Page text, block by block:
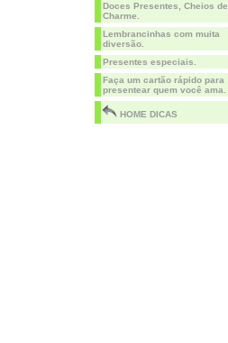
Doces Presentes, Cheios de
Charme.
Lembrancinhas com muita
diversão.
Presentes especiais.
Faça um cartão rápido para
presentear quem você ama.
HOME DICAS